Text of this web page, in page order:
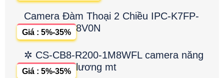
Camera Đàm Thoại 2 Chiều IPC-K7FP-
8V0N
Giá : 5%-35%
✲ CS-CB8-R200-1M8WFL camera năng
lương mt
Giá : 5%-35%